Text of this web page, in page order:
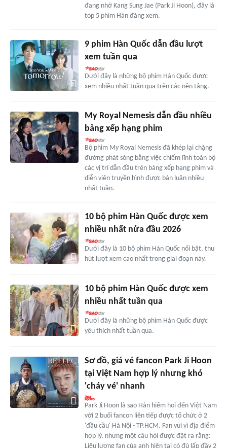
đang nhớ Kang Sung Jae (Park Ji Hoon), đây là
top 5 phim Hàn đáng xem.
9 phim Hàn Quốc dẫn đầu lượt
xem tuần qua
Dưới đây là những bộ phim Hàn Quốc được
xem nhiều nhất tuần qua trên các nền tảng.
My Royal Nemesis dẫn đầu nhiều
bảng xếp hạng phim
Bộ phim My Royal Nemesis đã khép lại chặng
đường phát sóng bằng việc chiếm lĩnh toàn bộ
các vị trí dẫn đầu trên bảng xếp hạng phim và
diễn viên truyền hình được bàn luận nhiều
nhất tuần.
10 bộ phim Hàn Quốc được xem
nhiều nhất nửa đầu 2026
Dưới đây là 10 bộ phim Hàn Quốc nổi bật, thu
hút lượt xem cao nhất trong giai đoạn này.
10 bộ phim Hàn Quốc được xem
nhiều nhất tuần qua
Dưới đây là những bộ phim Hàn Quốc được
yêu thích nhất tuần qua.
Sơ đồ, giá vé fancon Park Ji Hoon
tại Việt Nam hợp lý nhưng khó
'cháy vé' nhanh
Park Ji Hoon là sao Hàn hiếm hoi đến Việt Nam
với 2 buổi fancon liên tiếp được tổ chức ở 2
'đầu cầu' Hà Nội - TP.HCM. Fan vui vì địa điểm
hợp lý, nhưng một câu hỏi được đặt ra rằng:
Liệu lượng fan của anh hiện tại có đủ lấp đầy 2